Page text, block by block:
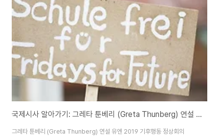
Trump) 대통령의 책임공방이 가열되는 이 시점에서 미국이 코로나19 바이러
스 최대 피해 국가가 되기까지 트럼프 정부의 초기 방역 대책과 트럼프 대통령..
국제시사 알아가기: 그레타 툰베리 (Greta Thunberg) 연설 유엔 2019 기후행동 정상회의 (2019 Climate Action Summit)
그레타 툰베리 (Greta Thunberg) 연설 유엔 2019 기후행동 정상회의